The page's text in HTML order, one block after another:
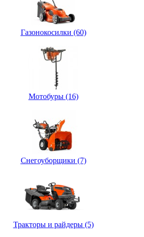
Газонокосилки (60)
Мотобуры (16)
Снегоуборщики (7)
Тракторы и райдеры (5)